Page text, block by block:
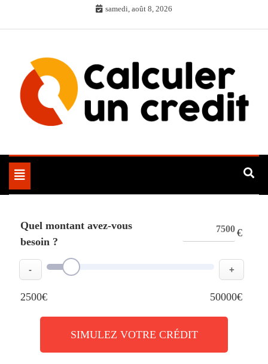
samedi, août 8, 2026
Toggle
navigation
Quel montant avez-vous
besoin ?
€
- +
2500€ 50000€
SIMULEZ VOTRE CRÉDIT